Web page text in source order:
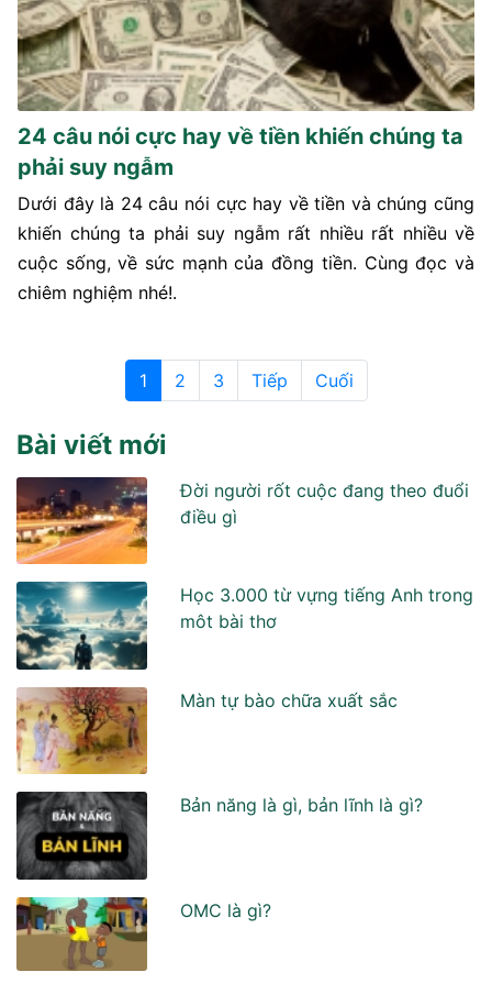
24 câu nói cực hay về tiền khiến chúng ta
phải suy ngẫm
Dưới đây là 24 câu nói cực hay về tiền và chúng cũng
khiến chúng ta phải suy ngẫm rất nhiều rất nhiều về
cuộc sống, về sức mạnh của đồng tiền. Cùng đọc và
chiêm nghiệm nhé!.
1 2 3 Tiếp Cuối
Bài viết mới
Đời người rốt cuộc đang theo đuổi
điều gì
Học 3.000 từ vựng tiếng Anh trong
môt bài thơ
Màn tự bào chữa xuất sắc
Bản năng là gì, bản lĩnh là gì?
OMC là gì?